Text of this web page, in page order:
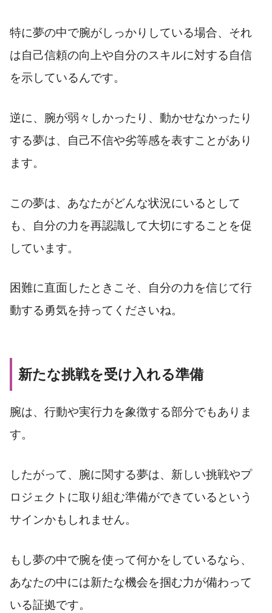
特に夢の中で腕がしっかりしている場合、それ
は自己信頼の向上や自分のスキルに対する自信
を示しているんです。
逆に、腕が弱々しかったり、動かせなかったり
する夢は、自己不信や劣等感を表すことがあり
ます。
この夢は、あなたがどんな状況にいるとして
も、自分の力を再認識して大切にすることを促
しています。
困難に直面したときこそ、自分の力を信じて行
動する勇気を持ってくださいね。
新たな挑戦を受け入れる準備
腕は、行動や実行力を象徴する部分でもありま
す。
したがって、腕に関する夢は、新しい挑戦やプ
ロジェクトに取り組む準備ができているという
サインかもしれません。
もし夢の中で腕を使って何かをしているなら、
あなたの中には新たな機会を掴む力が備わって
いる証拠です。